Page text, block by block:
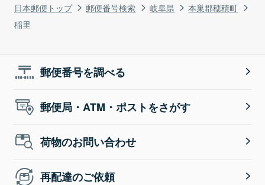
日本郵便トップ 郵便番号検索 岐阜県
本巣郡穂積町
稲里
郵便番号を調べる
郵便局・ATM・ポストをさがす
荷物のお問い合わせ
再配達のご依頼